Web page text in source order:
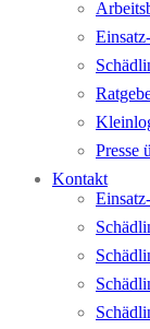
Presse
Kontakt